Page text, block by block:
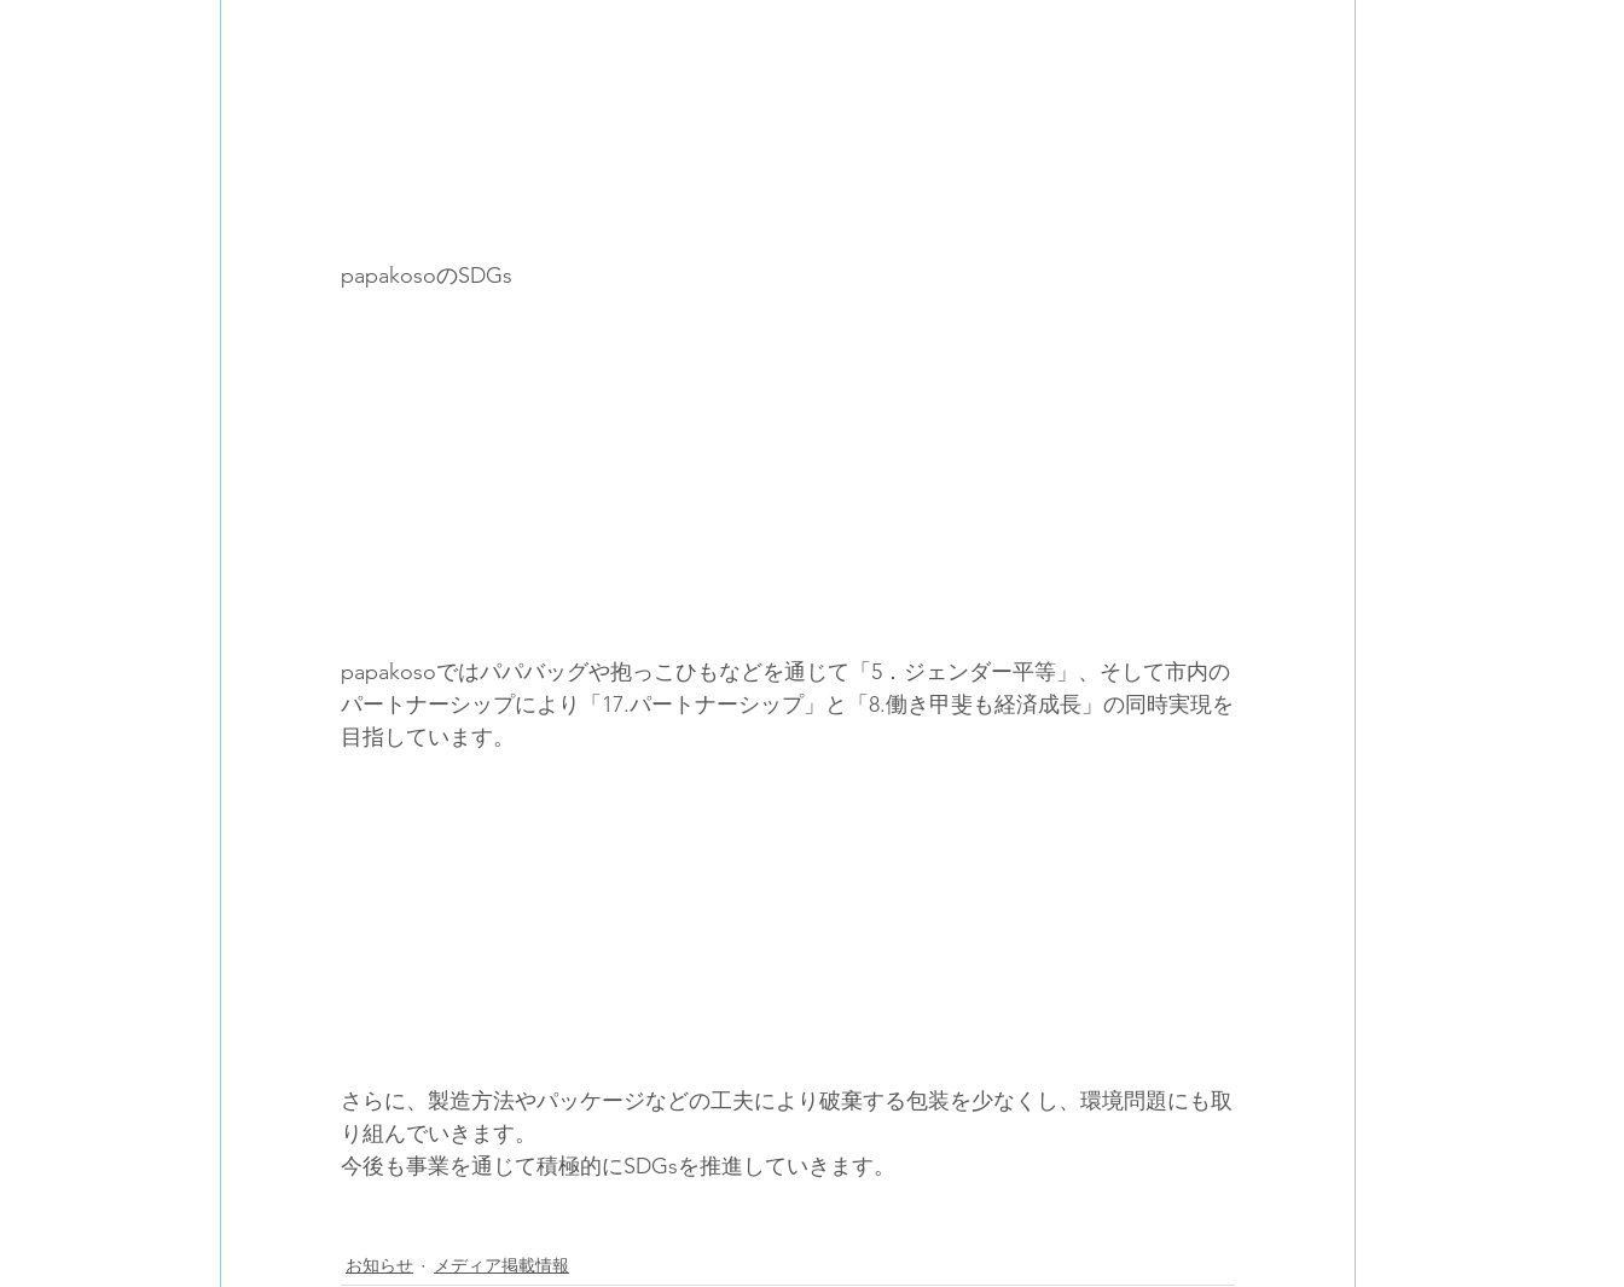
papakosoのSDGs
papakosoではパパバッグや抱っこひもなどを通じて「5．ジェンダー平等」、そして市内の
パートナーシップにより「17.パートナーシップ」と「8.働き甲斐も経済成長」の同時実現を
目指しています。
さらに、製造方法やパッケージなどの工夫により破棄する包装を少なくし、環境問題にも取
り組んでいきます。
今後も事業を通じて積極的にSDGsを推進していきます。
お知らせ メディア掲載情報